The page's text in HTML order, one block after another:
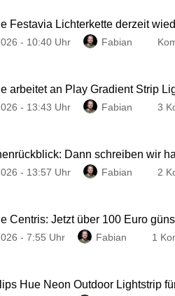
Festavia Lichterkette derzeit
- 10:40 Uhr Fabian
arbeitet an Play Gradient Strip
- 13:43 Uhr Fabian 3
Dann schreiben wir
- 13:57 Uhr Fabian 2
Centris: Jetzt über 100 Euro
- 7:55 Uhr Fabian 1
Hue Neon Outdoor Lightstrip